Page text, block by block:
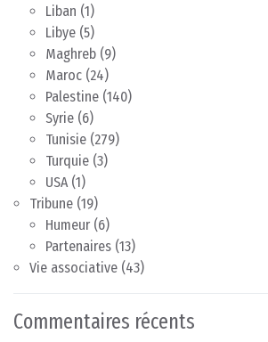
Liban (1)
Libye (5)
Maghreb (9)
Maroc (24)
Palestine (140)
Syrie (6)
Tunisie (279)
Turquie (3)
USA(1)
Tribune (19)
Humeur (6)
Partenaires (13)
Vie associative (43)
Commentaires récents